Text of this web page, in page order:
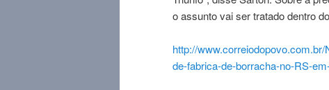
o assunto vai ser tratado dentro
http://www.correiodopovo.com.br/
de-fabrica-de-borracha-no-RS-